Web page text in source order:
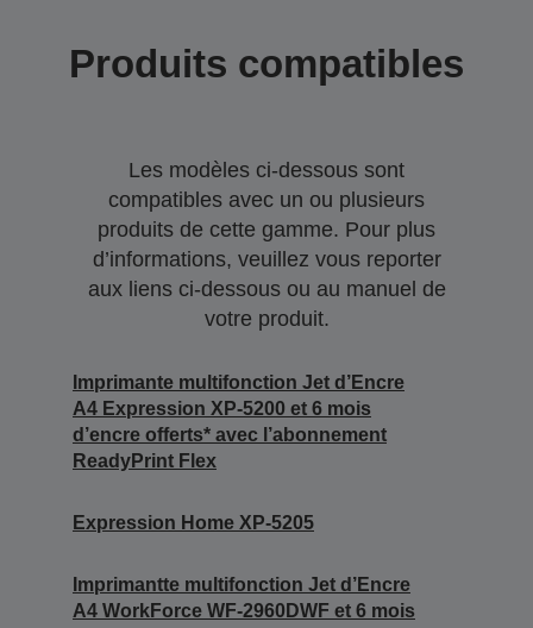
Produits compatibles
Les modèles ci-dessous sont
compatibles avec un ou plusieurs
produits de cette gamme. Pour plus
d’informations, veuillez vous reporter
aux liens ci-dessous ou au manuel de
votre produit.
Imprimante multifonction Jet d’Encre
A4 Expression XP-5200 et 6 mois
d’encre offerts* avec l’abonnement
ReadyPrint Flex
Expression Home XP-5205
Imprimantte multifonction Jet d’Encre
A4 WorkForce WF-2960DWF et 6 mois